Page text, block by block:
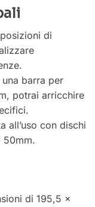
di
barra per
potrai arricchire
all’uso con dischi
50mm.
di 195,5 x